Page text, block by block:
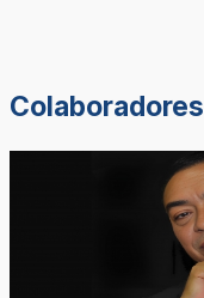
Colaboradores